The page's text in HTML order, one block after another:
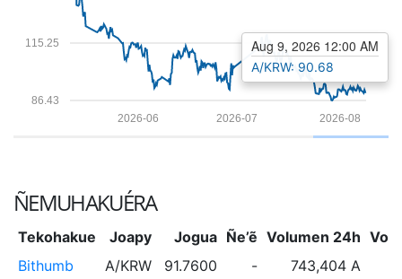
86.43
115.25
2026-08
2026-07
2026-06
Aug 9, 2026 12:00 AM
A/KRW: 90.68
ÑEMUHAKUÉRA
Tekohakue Joapy Jogua Ñe’ẽ Volumen 24h
Bithumb
A/KRW 91.7600 -
743,404 A